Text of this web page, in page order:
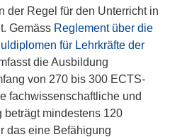
der Regel für den Unterricht in
Gemäss Reglement über die
für Lehrkräfte der
die Ausbildung
von 270 bis 300 ECTS-
fachwissenschaftliche und
mindestens 120
das eine Befähigung